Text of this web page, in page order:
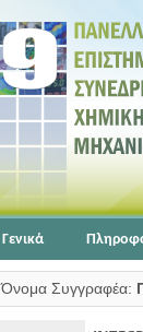
Γενικά
Όνομα Συγγραφέα: